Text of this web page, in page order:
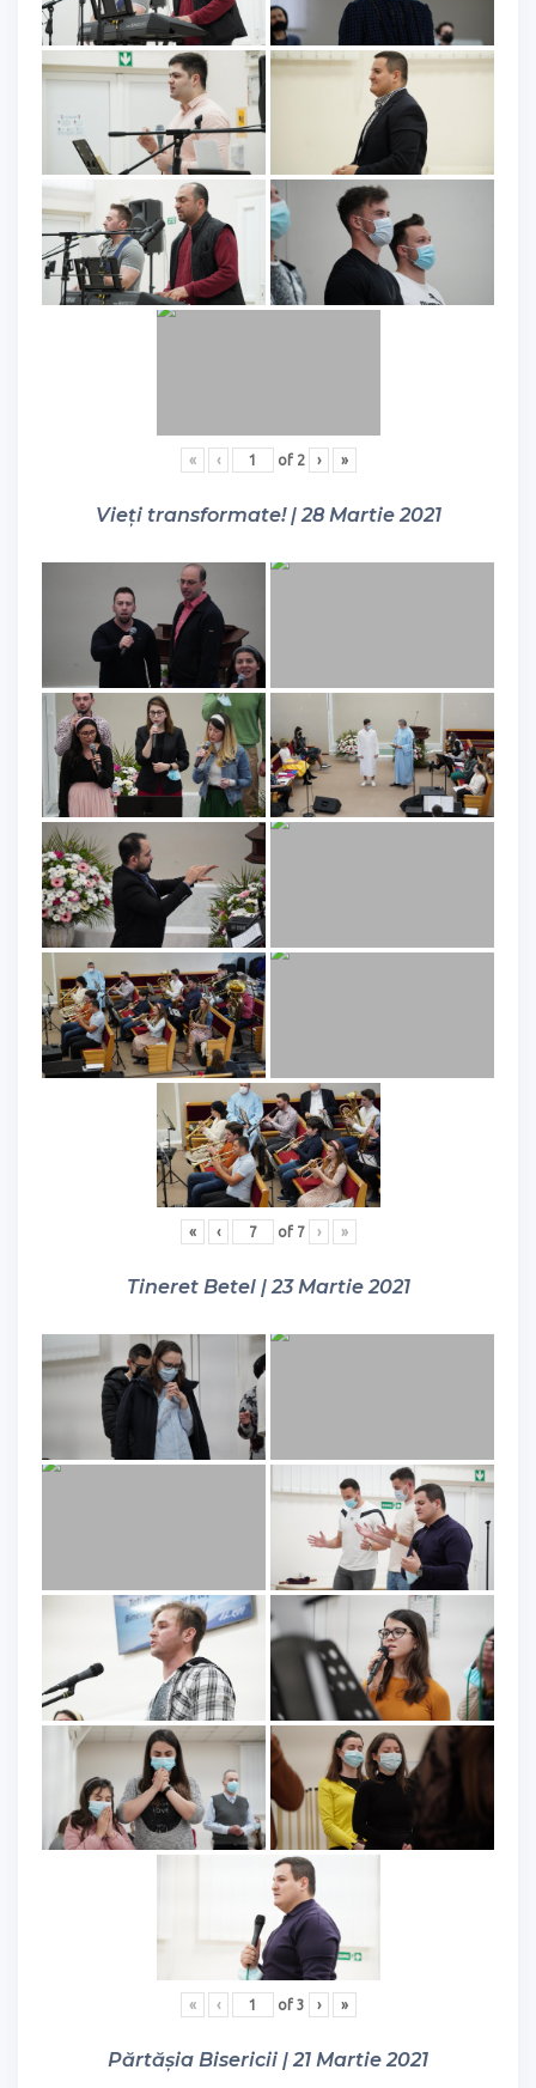
« ‹ of 2 › »
Vieți transformate! | 28 Martie 2021
« ‹ of 7 › »
Tineret Betel | 23 Martie 2021
« ‹ of 3 › »
Părtășia Bisericii | 21 Martie 2021